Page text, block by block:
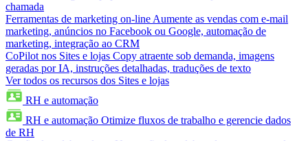
chamada
Ferramentas de marketing on-line Aumente as vendas com e-mail
marketing, anúncios no Facebook ou Google, automação de
marketing, integração ao CRM
CoPilot nos Sites e lojas Copy atraente sob demanda, imagens
geradas por IA, instruções detalhadas, traduções de texto
Ver todos os recursos dos Sites e lojas
RH e automação
RH e automação Otimize fluxos de trabalho e gerencie dados
de RH